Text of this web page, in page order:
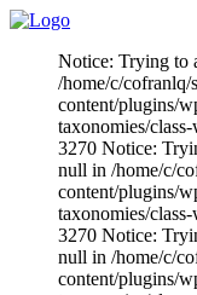
Notice: Trying to
/home/c/
content/plugins/
taxonomies/
3270 Notice:
null in /home/c/
content/plugins/
taxonomies/
3270 Notice:
null in /home/c/
content/plugins/